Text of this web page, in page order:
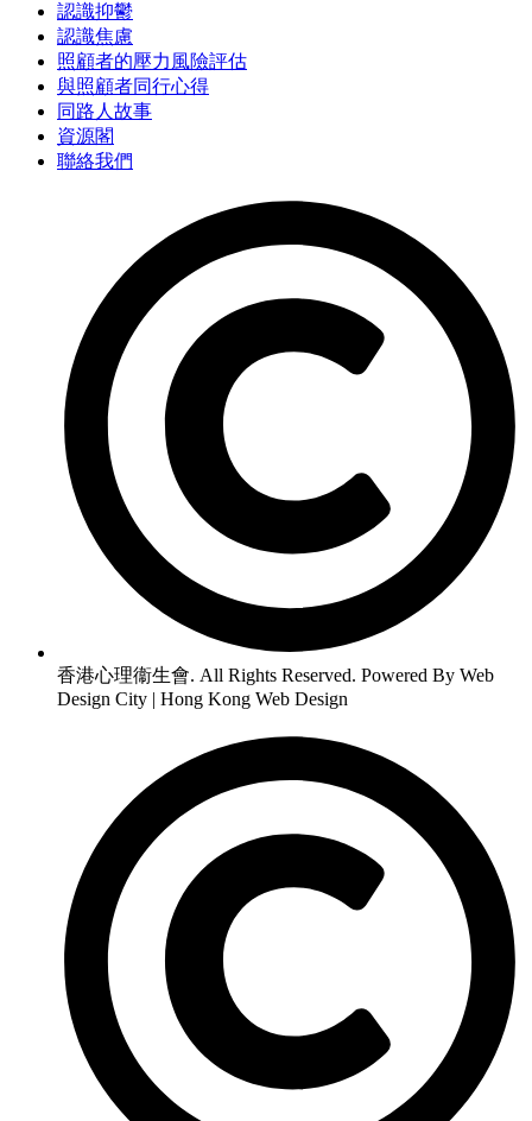
認識抑鬱
認識焦慮
照顧者的壓力風險評估
與照顧者同行心得
同路人故事
資源閣
聯絡我們
香港心理衞生會. All Rights Reserved. Powered By Web
Design City | Hong Kong Web Design